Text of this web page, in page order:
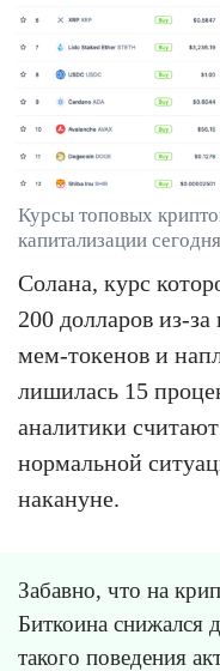
Курсы топовых
капитализации сегодня
Солана, курс
200 долларов из-
мем-токенов и
лишилась 15
аналитики
нормальной
накануне.
Забавно, что на
Биткоина снижался
такого поведения